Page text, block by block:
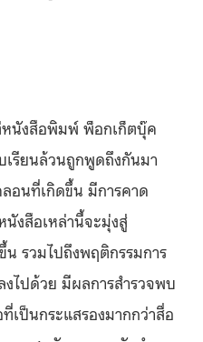
นังสือพิมพ์ พ็อกเก็ตบุ๊ค
รียนล้วนถูกพูดถึงกันมา
อนที่เกิดขึ้น มีการคาด
งสือเหล่านี้จะมุ่งสู่
รวมไปถึงพฤติกรรมการ
ไปด้วย มีผลการสำรวจพบ
เป็นกระแสรองมากกว่าสื่อ